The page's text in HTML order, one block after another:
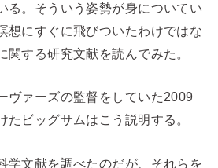
る。そういう姿勢が身についてい
想にすぐに飛びついたわけではな
関する研究文献を読んでみた。
ヴァーズの監督をしていた2009
たビッグサムはこう説明する。
学文献を調べたのだが、それらを